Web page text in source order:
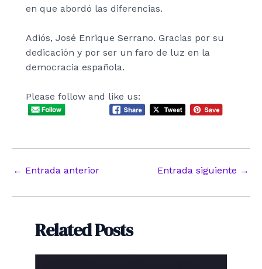
en que abordó las diferencias.
Adiós, José Enrique Serrano. Gracias por su
dedicación y por ser un faro de luz en la
democracia española.
Please follow and like us:
Navegación
entradas
← Entrada anterior Entrada siguiente →
Related Posts